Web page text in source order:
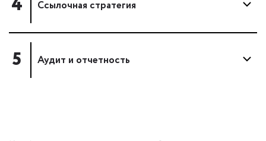
Ссылочная стратегия
5 Аудит и отчетность